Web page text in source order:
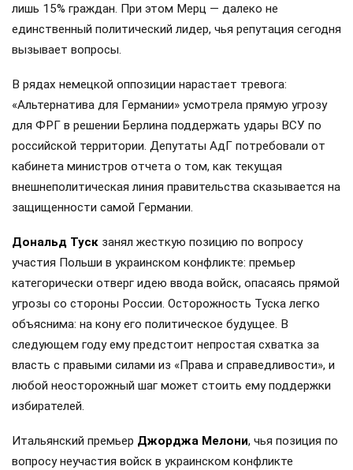
лишь 15% граждан. При этом Мерц — далеко не
единственный политический лидер, чья репутация сегодня
вызывает вопросы.
В рядах немецкой оппозиции нарастает тревога:
«Альтернатива для Германии» усмотрела прямую угрозу
для ФРГ в решении Берлина поддержать удары ВСУ по
российской территории. Депутаты АдГ потребовали от
кабинета министров отчета о том, как текущая
внешнеполитическая линия правительства сказывается на
защищенности самой Германии.
Дональд Туск занял жесткую позицию по вопросу
участия Польши в украинском конфликте: премьер
категорически отверг идею ввода войск, опасаясь прямой
угрозы со стороны России. Осторожность Туска легко
объяснима: на кону его политическое будущее. В
следующем году ему предстоит непростая схватка за
власть с правыми силами из «Права и справедливости», и
любой неосторожный шаг может стоить ему поддержки
избирателей.
Итальянский премьер Джорджа Мелони, чья позиция по
вопросу неучастия войск в украинском конфликте